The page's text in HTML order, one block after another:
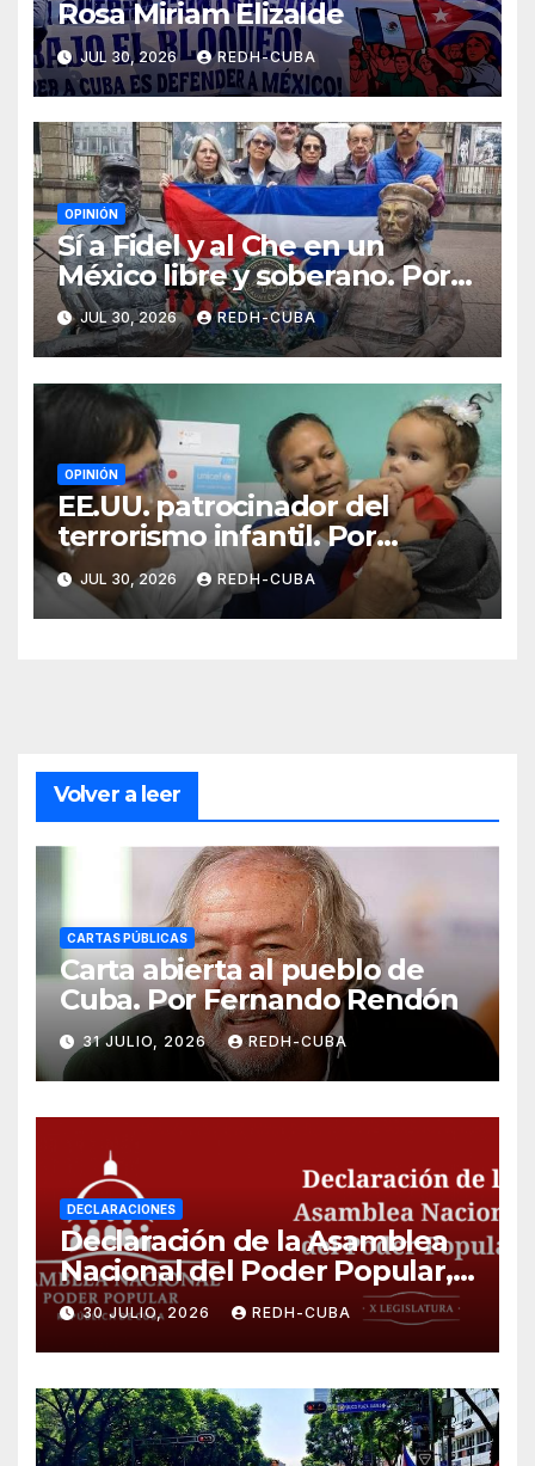
Rosa Miriam Elizalde
JUL 30, 2026 REDH-CUBA
OPINIÓN
Sí a Fidel y al Che en un
México libre y soberano. Por
Luis Manuel Arce Issac
JUL 30, 2026 REDH-CUBA
OPINIÓN
EE.UU. patrocinador del
terrorismo infantil. Por
Ramón Pedregal Casanova
JUL 30, 2026 REDH-CUBA
Volver a leer
CARTAS PÚBLICAS
Carta abierta al pueblo de
Cuba. Por Fernando Rendón
31 JULIO, 2026 REDH-CUBA
DECLARACIONES
Declaración de la Asamblea
Nacional del Poder Popular,
¡Cesen el cerco energético y
el castigo colectivo al pueblo
cubano!
30 JULIO, 2026 REDH-CUBA